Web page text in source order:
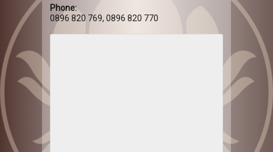
Phone:
0896 820 769, 0896 820 770